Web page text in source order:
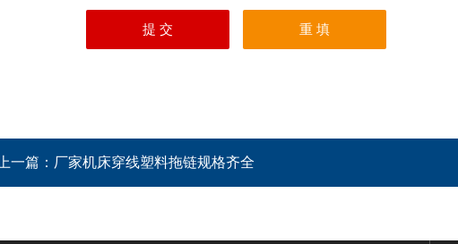
一篇： 厂家机床穿线塑料拖链规格齐全